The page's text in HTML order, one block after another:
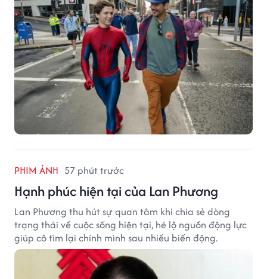
PHIM ẢNH 57 phút trước
Hạnh phúc hiện tại của Lan Phương
Lan Phương thu hút sự quan tâm khi chia sẻ dòng
trạng thái về cuộc sống hiện tại, hé lộ nguồn động lực
giúp cô tìm lại chính mình sau nhiều biến động.